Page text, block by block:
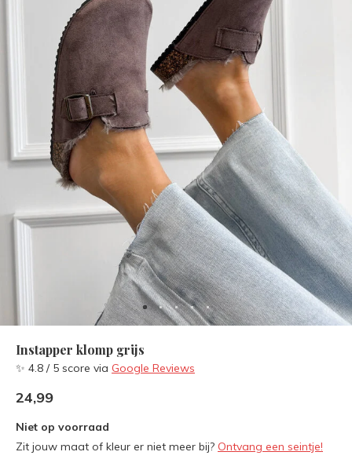
Instapper klomp grijs
✨ 4.8 / 5 score via Google Reviews
24,99
Niet op voorraad
Zit jouw maat of kleur er niet meer bij? Ontvang een seintje!